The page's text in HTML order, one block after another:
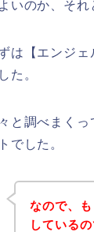
いのか、それ
は【エンジ
た。
と調べまく
でした。
なので、
している